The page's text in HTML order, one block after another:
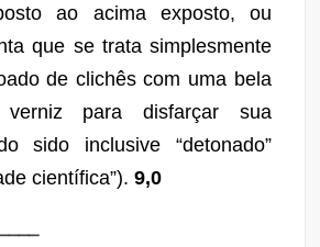
ao acima exposto, ou
que se trata simplesmente
de clichês com uma bela
para disfarçar sua
sido inclusive “detonado”
científica”).9,0